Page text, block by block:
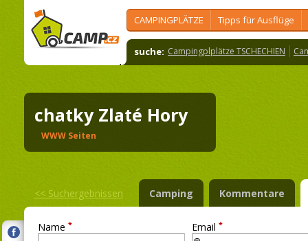
CAMPINGPLÄTZE Tipps für Ausflüge
suche: Campingplplätze TSCHECHIEN
chatky Zlaté Hory
WWW Seiten
<< Suchergebnissen Camping Kommentare
Name * Email *